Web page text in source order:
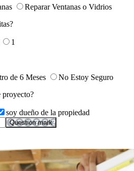
Reparar Ventanas o Vidrios
1
de 6 Meses
No Estoy Seguro
proyecto?
soy dueño de la propiedad
Question mark